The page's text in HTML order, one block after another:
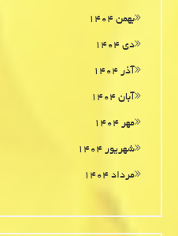
بهمن ۱۴۰۴
دی ۱۴۰۴
آذر ۱۴۰۴
آبان ۱۴۰۴
مهر ۱۴۰۴
شهریور ۱۴۰۴
مرداد ۱۴۰۴